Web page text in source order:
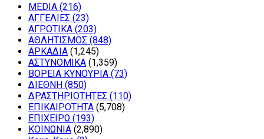
MEDIA (216)
ΑΓΓΕΛΙΕΣ (23)
ΑΓΡΟΤΙΚΑ (203)
ΑΘΛΗΤΙΣΜΟΣ (848)
ΑΡΚΑΔΙΑ (1,245)
ΑΣΤΥΝΟΜΙΚΑ (1,359)
ΒΟΡΕΙΑ ΚΥΝΟΥΡΙΑ (73)
ΔΙΕΘΝΗ (850)
ΔΡΑΣΤΗΡΙΟΤΗΤΕΣ (110)
ΕΠΙΚΑΙΡΟΤΗΤΑ (5,708)
ΕΠΙΧΕΙΡΩ (193)
ΚΟΙΝΩΝΙΑ (2,890)